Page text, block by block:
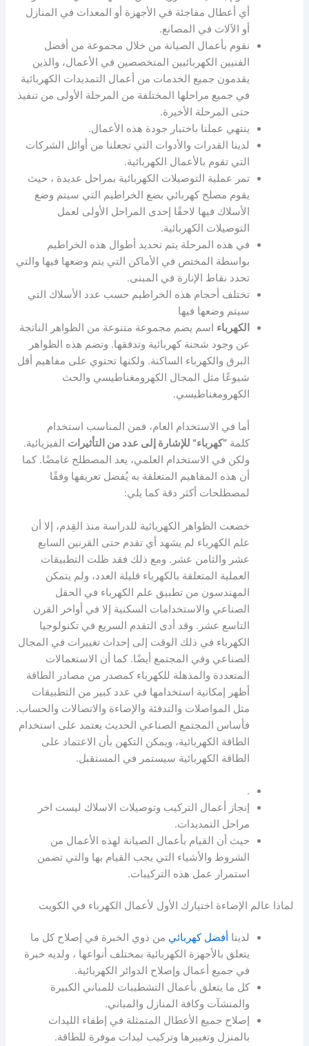
أي أعطال مفاجئة في الأجهزة أو المعدات في المنازل
أو الآلات في المصانع.
نقوم بأعمال الصيانة من خلال مجموعة من أفضل
الفنيين الكهربائيين المتخصصين في الأعمال، والذين
يقدمون جميع الخدمات من أعمال التمديدات الكهربائية
في جميع مراحلها المختلفة من المرحلة الأولى من تنفيذ
حتى المرحلة الأخيرة.
ينتهي عملنا باختبار جودة هذه الأعمال.
لدينا القدرات والأدوات التي تجعلنا من أوائل الشركات
التي تقوم بالأعمال الكهربائية.
تمر عملية التوصيلات الكهربائية بمراحل عديدة ، حيث
يقوم مصلح كهربائي بضع الخراطيم التي سيتم وضع
الأسلاك فيها لاحقًا إحدى المراحل الأولى لعمل
التوصيلات الكهربائية.
في هذه المرحلة يتم تحديد أطوال هذه الخراطيم
بواسطة المختص في الأماكن التي يتم وضعها فيها والتي
تحدد نقاط الإنارة في المبنى.
تختلف أحجام هذه الخراطيم حسب عدد الأسلاك التي
سيتم وضعها فيها
الكهرباء اسم يضم مجموعة متنوعة من الظواهر الناتجة
عن وجود شحنة كهربائية وتدفقها. وتضم هذه الظواهر
البرق والكهرباء الساكنة. ولكنها تحتوي على مفاهيم أقل
شيوعًا مثل المجال الكهرومغناطيسي والحث
الكهرومغناطيسي.
أما في الاستخدام العام، فمن المناسب استخدام
كلمة“كهرباء” للإشارة إلى عدد من التأثيرات الفيزيائية.
ولكن في الاستخدام العلمي، يعد المصطلح غامضًا. كما
أن هذه المفاهيم المتعلقة به يُفضل تعريفها وفقًا
لمصطلحات أكثر دقة كما يلي:
خضعت الظواهر الكهربائية للدراسة منذ القِدم، إلا أن
علم الكهرباء لم يشهد أي تقدم حتى القرنين السابع
عشر والثامن عشر. ومع ذلك فقد ظلت التطبيقات
العملية المتعلقة بالكهرباء قليلة العدد، ولم يتمكن
المهندسون من تطبيق علم الكهرباء في الحقل
الصناعي والاستخدامات السكنية إلا في أواخر القرن
التاسع عشر. وقد أدى التقدم السريع في تكنولوجيا
الكهرباء في ذلك الوقت إلى إحداث تغييرات في المجال
الصناعي وفي المجتمع أيضًا. كما أن الاستعمالات
المتعددة والمذهلة للكهرباء كمصدر من مصادر الطاقة
أظهر إمكانية استخدامها في عدد كبير من التطبيقات
مثل المواصلات والتدفئة والإضاءة والاتصالات والحساب.
فأساس المجتمع الصناعي الحديث يعتمد على استخدام
الطاقة الكهربائية، ويمكن التكهن بأن الاعتماد على
الطاقة الكهربائية سيستمر في المستقبل.
.
إنجاز أعمال التركيب وتوصيلات الاسلاك ليست اخر
مراحل التمديدات.
حيث أن القيام بأعمال الصيانة لهذه الأعمال من
الشروط والأشياء التي يجب القيام بها والتي تضمن
استمرار عمل هذه التركيبات.
لماذا عالم الإضاءة اختيارك الأول لأعمال الكهرباء في الكويت
لدينا أفضل كهربائي من ذوي الخبرة في إصلاح كل ما
يتعلق بالأجهزة الكهربائية بمختلف أنواعها ، ولديه خبرة
في جميع أعمال وإصلاح الدوائر الكهربائية.
كل ما يتعلق بأعمال التشطيبات للمباني الكبيرة
والمنشآت وكافة المنازل والمباني.
إصلاح جميع الأعطال المتمثلة في إطفاء الليدات
بالمنزل وتغييرها وتركيب ليدات موفرة للطاقة.